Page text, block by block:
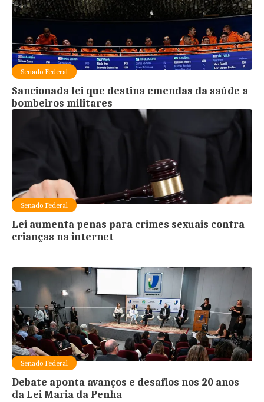
Senado Federal
Sancionada lei que destina emendas da saúde a
bombeiros militares
Senado Federal
Lei aumenta penas para crimes sexuais contra
crianças na internet
Senado Federal
Debate aponta avanços e desafios nos 20 anos
da Lei Maria da Penha